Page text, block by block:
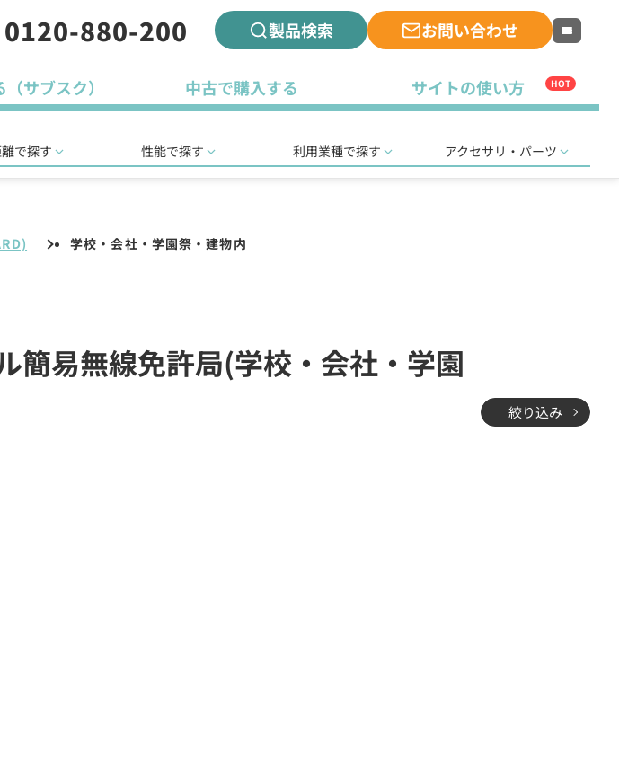
0120-880-200 製品検索 お問い合わせ
サブスク） 中古で購入する サイトの使い方 HOT
で探す 性能で探す 利用業種で探す アクセサリ・パーツ
学校・会社・学園祭・建物内
簡易無線免許局(学校・会社・学園
絞り込み